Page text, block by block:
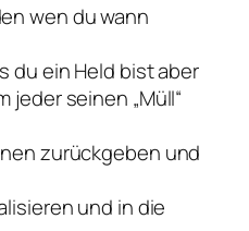
wen du wann
du ein Held bist aber
jeder seinen „Müll“
zurückgeben und
und in die